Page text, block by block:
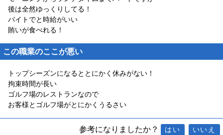
後は全然ゆっくりしてる！
バイトでと時給がいい
賄いが食べれる！
この職業のここが悪い
トップシーズンになるととにかく休みがない！
拘束時間が長い
ゴルフ場のレストランなので
お客様とゴルフ場がとにかくうるさい
参考になりましたか？